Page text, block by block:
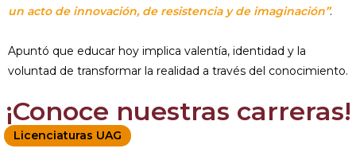
un acto de innovación, de resistencia y de imaginación”.
Apuntó que educar hoy implica valentía, identidad y la
voluntad de transformar la realidad a través del conocimiento.
¡Conoce nuestras carreras!
Licenciaturas UAG